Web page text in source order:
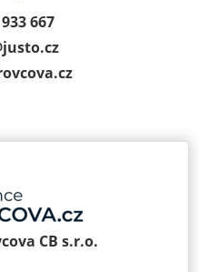
667
justo.cz
CB s.r.o.